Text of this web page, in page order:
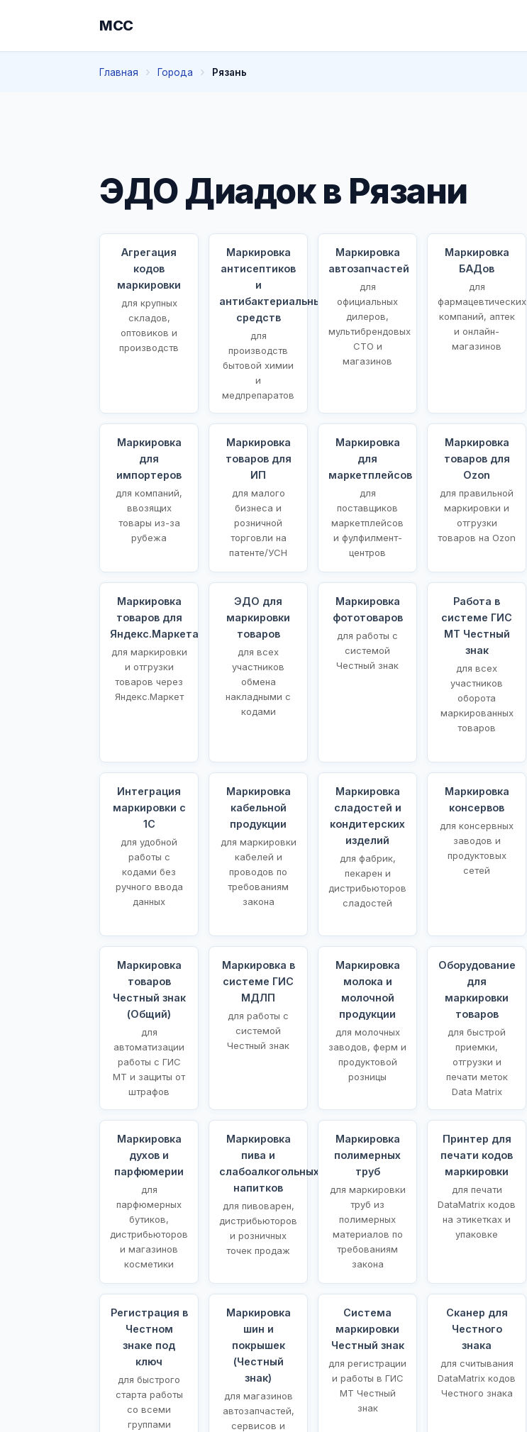
МСС
Главная Города Рязань
ЭДО Диадок в Рязани
Агрегация
кодов
маркировки
для крупных
складов,
оптовиков и
производств
Маркировка
антисептиков
и
антибактериальных
средств
для
производств
бытовой химии
и
медпрепаратов
Маркировка
автозапчастей
для
официальных
дилеров,
мультибрендовых
СТО и
магазинов
Маркировка
БАДов
для
фармацевтических
компаний, аптек
и онлайн-
магазинов
Маркировка
для
импортеров
для компаний,
ввозящих
товары из-за
рубежа
Маркировка
товаров для
ИП
для малого
бизнеса и
розничной
торговли на
патенте/УСН
Маркировка
для
маркетплейсов
для
поставщиков
маркетплейсов
и фулфилмент-
центров
Маркировка
товаров для
Ozon
для правильной
маркировки и
отгрузки
товаров на Ozon
Маркировка
товаров для
Яндекс.Маркета
для маркировки
и отгрузки
товаров через
Яндекс.Маркет
ЭДО для
маркировки
товаров
для всех
участников
обмена
накладными с
кодами
Маркировка
фототоваров
для работы с
системой
Честный знак
Работа в
системе ГИС
МТ Честный
знак
для всех
участников
оборота
маркированных
товаров
Интеграция
маркировки с
1С
для удобной
работы с
кодами без
ручного ввода
данных
Маркировка
кабельной
продукции
для маркировки
кабелей и
проводов по
требованиям
закона
Маркировка
сладостей и
кондитерских
изделий
для фабрик,
пекарен и
дистрибьюторов
сладостей
Маркировка
консервов
для консервных
заводов и
продуктовых
сетей
Маркировка
товаров
Честный знак
(Общий)
для
автоматизации
работы с ГИС
МТ и защиты от
штрафов
Маркировка в
системе ГИС
МДЛП
для работы с
системой
Честный знак
Маркировка
молока и
молочной
продукции
для молочных
заводов, ферм и
продуктовой
розницы
Оборудование
для
маркировки
товаров
для быстрой
приемки,
отгрузки и
печати меток
Data Matrix
Маркировка
духов и
парфюмерии
для
парфюмерных
бутиков,
дистрибьюторов
и магазинов
косметики
Маркировка
пива и
слабоалкогольных
напитков
для пивоварен,
дистрибьюторов
и розничных
точек продаж
Маркировка
полимерных
труб
для маркировки
труб из
полимерных
материалов по
требованиям
закона
Принтер для
печати кодов
маркировки
для печати
DataMatrix кодов
на этикетках и
упаковке
Регистрация в
Честном
знаке под
ключ
для быстрого
старта работы
со всеми
группами
Маркировка
шин и
покрышек
(Честный
знак)
для магазинов
автозапчастей,
сервисов и
Система
маркировки
Честный знак
для регистрации
и работы в ГИС
МТ Честный
знак
Сканер для
Честного
знака
для считывания
DataMatrix кодов
Честного знака